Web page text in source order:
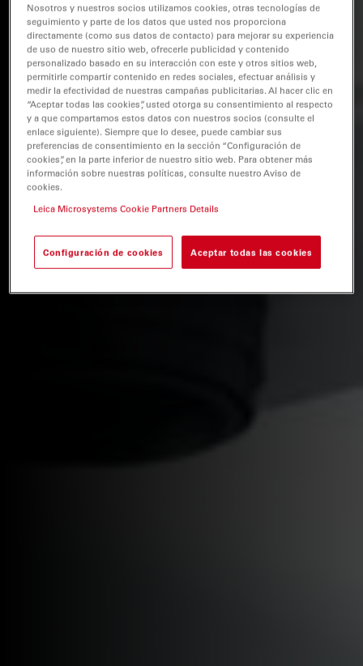
Nosotros y nuestros socios utilizamos cookies, otras tecnologías de
seguimiento y parte de los datos que usted nos proporciona
directamente (como sus datos de contacto) para mejorar su experiencia
de uso de nuestro sitio web, ofrecerle publicidad y contenido
personalizado basado en su interacción con este y otros sitios web,
permitirle compartir contenido en redes sociales, efectuar análisis y
medir la efectividad de nuestras campañas publicitarias. Al hacer clic en
“Aceptar todas las cookies”, usted otorga su consentimiento al respecto
y a que compartamos estos datos con nuestros socios (consulte el
enlace siguiente). Siempre que lo desee, puede cambiar sus
preferencias de consentimiento en la sección “Configuración de
cookies”, en la parte inferior de nuestro sitio web. Para obtener más
información sobre nuestras políticas, consulte nuestro Aviso de
cookies.
Leica Microsystems Cookie Partners Details
Configuración de cookies Aceptar todas las cookies